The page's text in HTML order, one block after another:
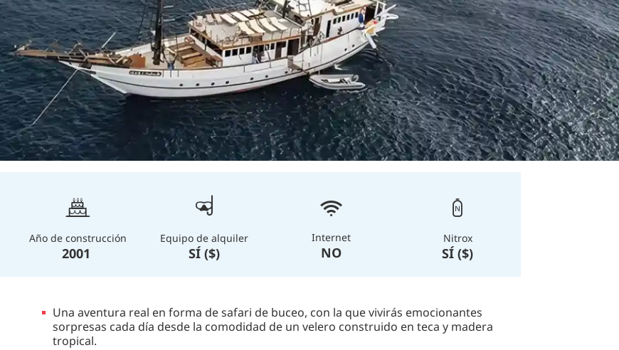
Año de construcción
2001
Equipo de alquiler
SÍ ($)
Internet
NO
Nitrox
SÍ ($)
Una aventura real en forma de safari de buceo, con la que vivirás emocionantes
sorpresas cada día desde la comodidad de un velero construido en teca y madera
tropical.